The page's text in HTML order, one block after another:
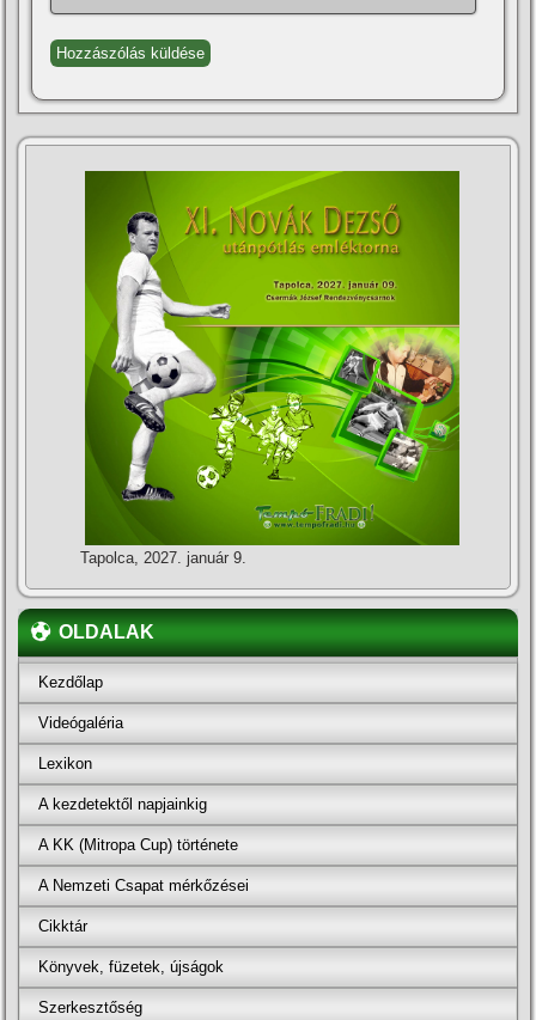
Tapolca, 2027. január 9.
OLDALAK
Kezdőlap
Videógaléria
Lexikon
A kezdetektől napjainkig
A KK (Mitropa Cup) története
A Nemzeti Csapat mérkőzései
Cikktár
Könyvek, füzetek, újságok
Szerkesztőség